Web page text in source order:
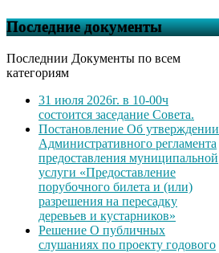
Последние документы
Последнии Документы по всем
категориям
31 июля 2026г. в 10-00ч
состоится заседание Совета.
Постановление Об утверждении
Административного регламента
предоставления муниципальной
услуги «Предоставление
порубочного билета и (или)
разрешения на пересадку
деревьев и кустарников»
Решение О публичных
слушаниях по проекту годового